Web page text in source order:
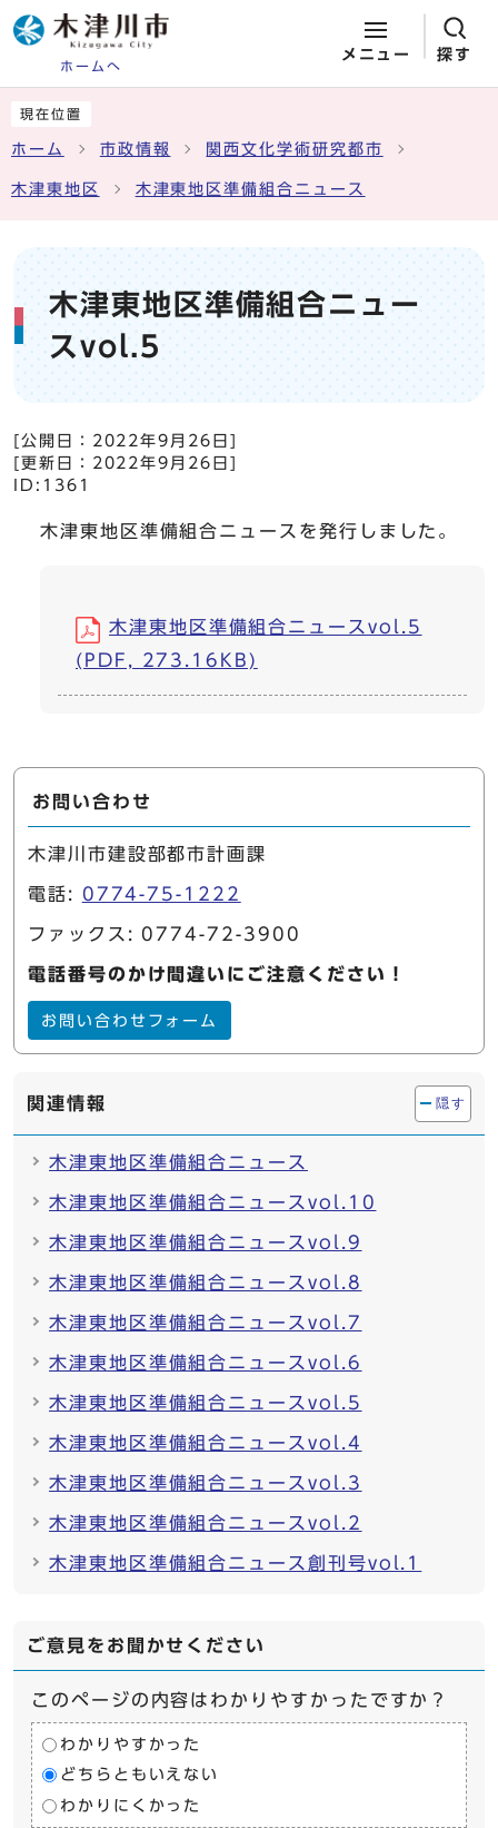
ホームへ
メニュー 探す
現在位置
ホーム 市政情報 関西文化学術研究都市
木津東地区 木津東地区準備組合ニュース
木津東地区準備組合ニュー
スvol.5
[公開日： 2022年9月26日
[更新日： 2022年9月26日
ID:1361
木津東地区準備組合ニュースを発行しました。
木津東地区準備組合ニュースvol.5
(PDF, 273.16KB)
お問い合わせ
木津川市建設部都市計画課
電話: 0774-75-1222
ファックス: 0774-72-3900
電話番号のかけ間違いにご注意ください！
お問い合わせフォーム
関連情報 隠す
木津東地区準備組合ニュース
木津東地区準備組合ニュースvol.10
木津東地区準備組合ニュースvol.9
木津東地区準備組合ニュースvol.8
木津東地区準備組合ニュースvol.7
木津東地区準備組合ニュースvol.6
木津東地区準備組合ニュースvol.5
木津東地区準備組合ニュースvol.4
木津東地区準備組合ニュースvol.3
木津東地区準備組合ニュースvol.2
木津東地区準備組合ニュース創刊号vol.1
ご意見をお聞かせください
このページの内容はわかりやすかったですか？
わかりやすかった
どちらともいえない
わかりにくかった